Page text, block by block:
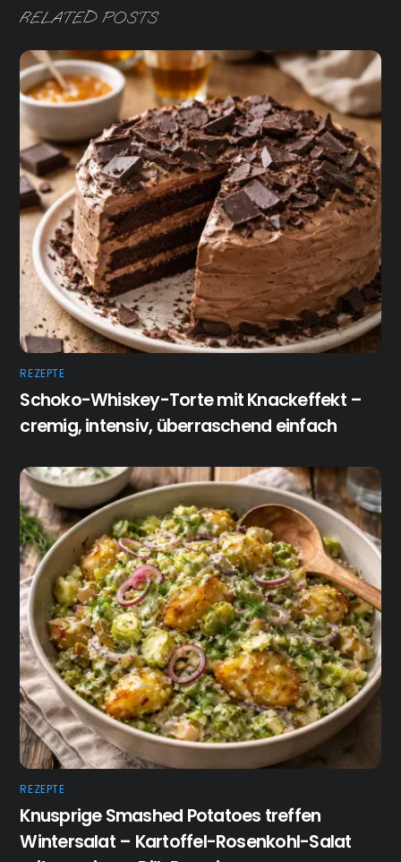
RELATED POSTS
REZEPTE
Schoko-Whiskey-Torte mit Knackeffekt –
cremig, intensiv, überraschend einfach
REZEPTE
Knusprige Smashed Potatoes treffen
Wintersalat – Kartoffel-Rosenkohl-Salat